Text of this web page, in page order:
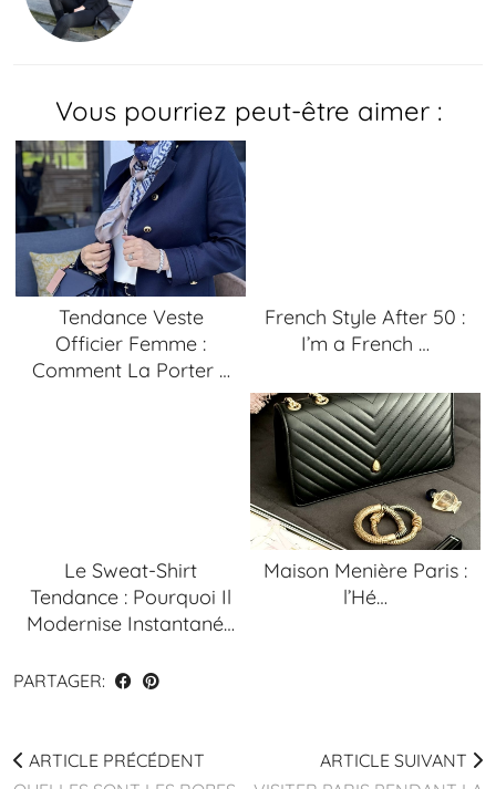
Vous pourriez peut-être aimer :
Tendance Veste
Officier Femme :
Comment La Porter …
French Style After 50 :
I’m a French …
Le Sweat-Shirt
Tendance : Pourquoi Il
Modernise Instantané…
Maison Menière Paris :
l’Hé…
PARTAGER:
ARTICLE PRÉCÉDENT
ARTICLE SUIVANT